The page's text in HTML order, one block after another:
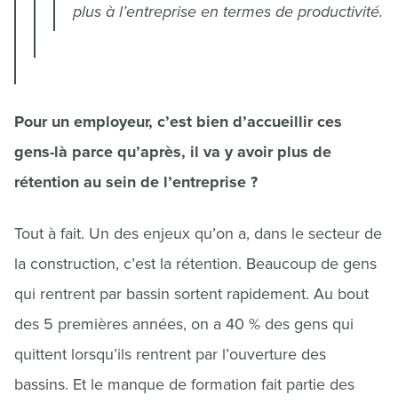
plus à l’entreprise en termes de productivité.
Pour un employeur, c’est bien d’accueillir ces
gens-là parce qu’après, il va y avoir plus de
rétention au sein de l’entreprise ?
Tout à fait. Un des enjeux qu’on a, dans le secteur de
la construction, c’est la rétention. Beaucoup de gens
qui rentrent par bassin sortent rapidement. Au bout
des 5 premières années, on a 40 % des gens qui
quittent lorsqu’ils rentrent par l’ouverture des
bassins. Et le manque de formation fait partie des